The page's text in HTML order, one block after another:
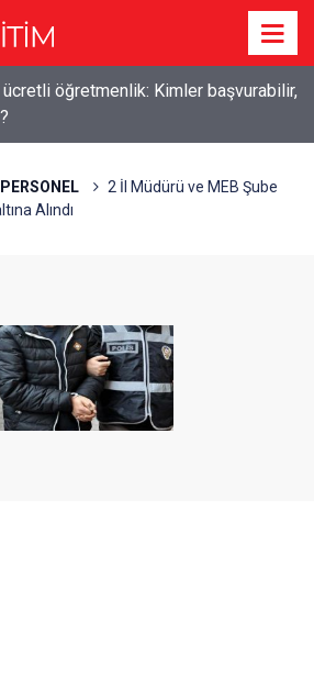
öğretmenlik: Kimler başvurabilir,
2 İl Müdürü ve MEB Şube
Alındı